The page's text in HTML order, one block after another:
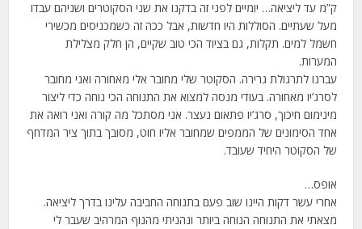
ק”מ עד ליציאה… יומיים לפני זה בדקנו את שני הסקוטרים ושניהם עבדו
מעל שעתיים. הסוללות היו חדשות, אבל ככה זה כשמכניסים מכשירי
חשמל למים. תקלות, גם בציוד הכי טוב שקיים, הן חלק מצלילת
המערות.
עברנו לתרגולת גרירה. הסקוטר שלי מחובר אלי מאחורה ואני מחובר
לסרג’יו מאחורה. בעודי מנסה למצוא את התנוחה הכי נוחה כדי ליצור
מינימום חיכוך, סרג’יו פתאום נעצר. אני מסתכל מה קורה ואני רואה את
אחד הסימונים של הממפים שמחובר אליו חוט, מסובך בתוך ציר המדחף
של הסקוטר היחיד שעובד.
אופס…
אחרי עשר דקות היינו שוב פעם בתנוחה החביבה עלינו בדרך ליציאה.
מצאתי את התנוחה הנוחה ביותר ונהניתי מהנוף המרהיב שעבר לי